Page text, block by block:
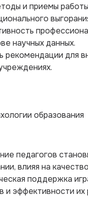
и приемы
научных данных.
рекомендации для
образования
педагогов
влияя на
поддержка
и эффективности их